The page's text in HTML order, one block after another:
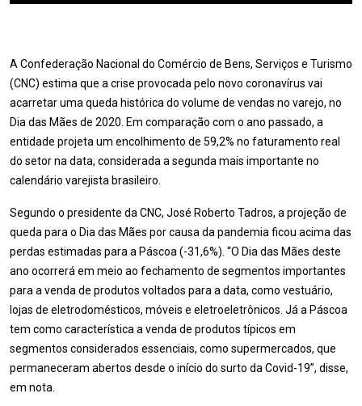
A Confederação Nacional do Comércio de Bens, Serviços e Turismo
(CNC) estima que a crise provocada pelo novo coronavírus vai
acarretar uma queda histórica do volume de vendas no varejo, no
Dia das Mães de 2020. Em comparação com o ano passado, a
entidade projeta um encolhimento de 59,2% no faturamento real
do setor na data, considerada a segunda mais importante no
calendário varejista brasileiro.
Segundo o presidente da CNC, José Roberto Tadros, a projeção de
queda para o Dia das Mães por causa da pandemia ficou acima das
perdas estimadas para a Páscoa (-31,6%). “O Dia das Mães deste
ano ocorrerá em meio ao fechamento de segmentos importantes
para a venda de produtos voltados para a data, como vestuário,
lojas de eletrodomésticos, móveis e eletroeletrônicos. Já a Páscoa
tem como característica a venda de produtos típicos em
segmentos considerados essenciais, como supermercados, que
permaneceram abertos desde o início do surto da Covid-19”, disse,
em nota.